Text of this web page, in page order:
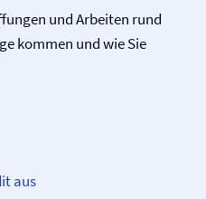
und Arbeiten rund
kommen und wie Sie
aus